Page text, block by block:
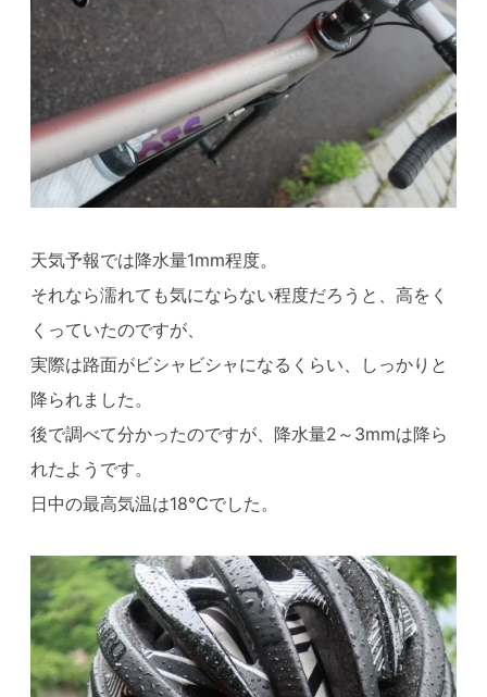
天気予報では降水量1mm程度。
それなら濡れても気にならない程度だろうと、高をく
くっていたのですが、
実際は路面がビシャビシャになるくらい、しっかりと
降られました。
後で調べて分かったのですが、降水量2～3mmは降ら
れたようです。
日中の最高気温は18℃でした。